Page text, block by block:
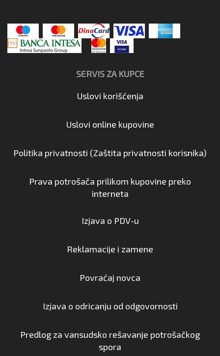
SERVIS ZA KUPCE
Uslovi korišćenja
Uslovi online kupovine
Politika privatnosti (Zaštita privatnosti korisnika)
Prava potrošača prilikom kupovine preko
interneta
Izjava o PDV-u
Reklamacije i zamene
Povraćaj novca
Izjava o odricanju od odgovornosti
Predlog za vansudsko rešavanje potrošačkog
spora